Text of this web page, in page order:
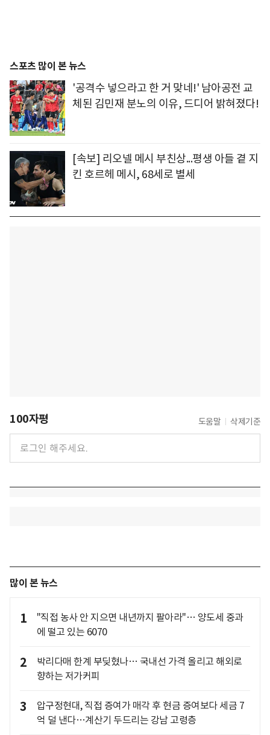
스포츠 많이 본 뉴스
'공격수 넣으라고 한 거 맞네!' 남아공전 교
체된 김민재 분노의 이유, 드디어 밝혀졌다!
[속보] 리오넬 메시 부친상...평생 아들 곁 지
킨 호르헤 메시, 68세로 별세
100자평 도움말 삭제기준
많이 본 뉴스
1
"직접 농사 안 지으면 내년까지 팔아라"… 양도세 중과
에 떨고 있는 6070
2
박리다매 한계 부딪혔나… 국내선 가격 올리고 해외로
향하는 저가커피
3
압구정현대, 직접 증여가 매각 후 현금 증여보다 세금 7
억 덜 낸다…계산기 두드리는 강남 고령층